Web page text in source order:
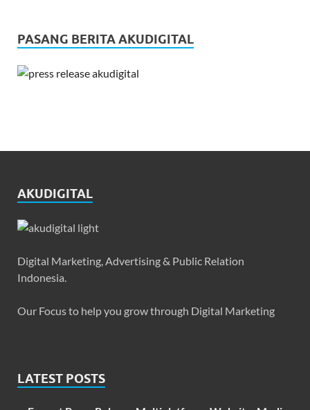
PASANG BERITA AKUDIGITAL
AKUDIGITAL
Digital Marketing, Advertising & Public Relation
Indonesia.
Our Focus to help you grow through Digital Marketing
LATEST POSTS